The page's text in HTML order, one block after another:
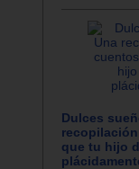
Dulces
que tu hijo